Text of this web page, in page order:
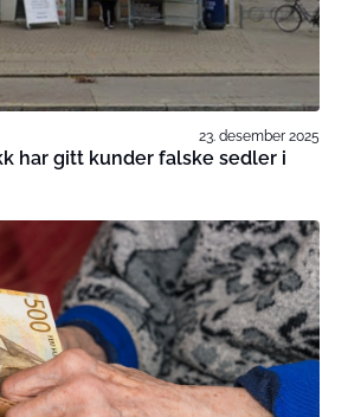
23. desember 2025
har gitt kunder falske sedler i